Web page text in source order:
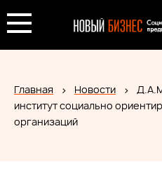
Главная Новости
институт социально
организаций